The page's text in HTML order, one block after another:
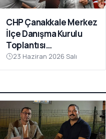
CHP Çanakkale Merkez
İlçe Danışma Kurulu
Toplantısı
Gerçekleştirildi
23 Haziran 2026 Salı